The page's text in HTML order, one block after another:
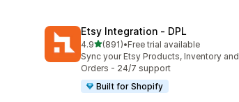
Etsy Integration ‑ DPL
4.9เต็ม 5 ดาว
(891)
ทั้งหมด 891 รีวิว
•Free trial available
Sync your Etsy Products, Inventory and
Orders - 24/7 support
Built for Shopify